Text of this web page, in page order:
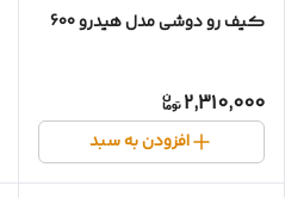
کیف رو دوشی مدل هیدرو 600
2,310,000
افزودن به سبد